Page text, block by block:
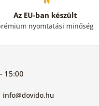
Az EU-ban készült
nyomtatási minőség
15:00
info@dovido.hu